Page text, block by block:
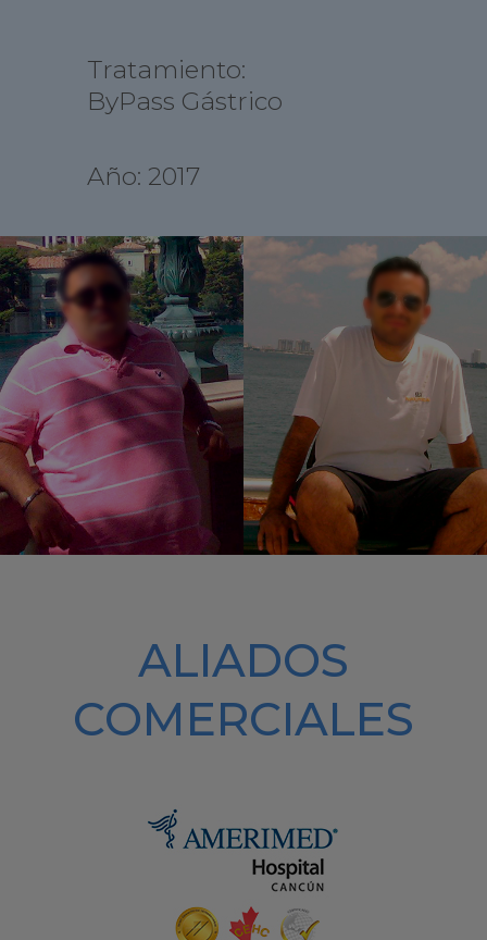
Tratamiento:
ByPass Gástrico
Año: 2017
ALIADOS
COMERCIALES